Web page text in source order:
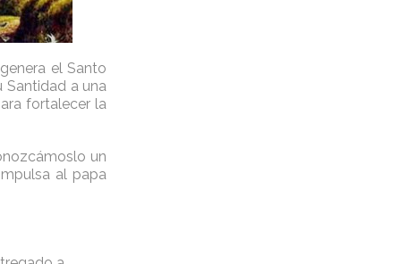
el Santo
Santidad a una
fortalecer la
un
al papa